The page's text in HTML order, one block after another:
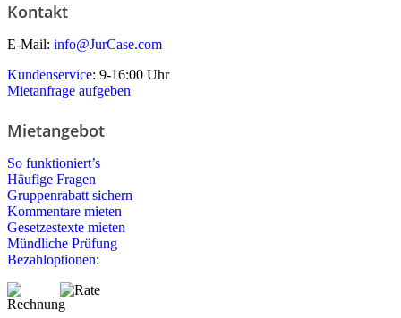
Kontakt
E-Mail: info@JurCase.com
Kundenservice: 9-16:00 Uhr
Mietanfrage aufgeben
Mietangebot
So funktioniert’s
Häufige Fragen
Gruppenrabatt sichern
Kommentare mieten
Gesetzestexte mieten
Mündliche Prüfung
Bezahloptionen: